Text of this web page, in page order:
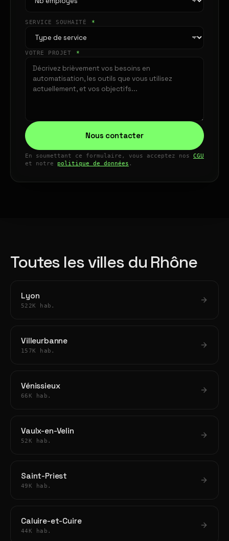
SERVICE SOUHAITÉ *
VOTRE PROJET *
Nous contacter
En soumettant ce formulaire, vous acceptez nos CGU
et notre politique de données .
Toutes les villes du Rhône
Lyon
522K hab.
Villeurbanne
157K hab.
Vénissieux
66K hab.
Vaulx-en-Velin
52K hab.
Saint-Priest
49K hab.
Caluire-et-Cuire
44K hab.